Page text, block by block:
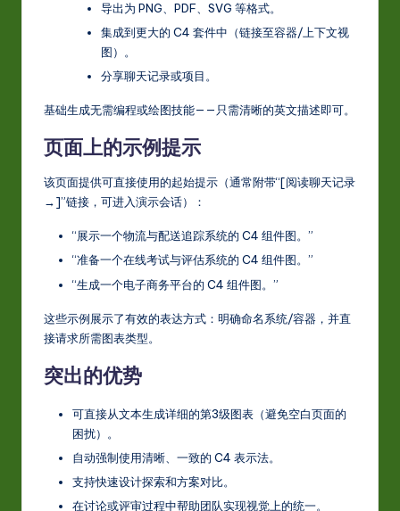
导出为 PNG、PDF、SVG 等格式。
集成到更大的 C4 套件中（链接至容器/上下文视
图）。
分享聊天记录或项目。
基础生成无需编程或绘图技能——只需清晰的英文描述即可。
页面上的示例提示
该页面提供可直接使用的起始提示（通常附带“[阅读聊天记录
→]”链接，可进入演示会话）：
“展示一个物流与配送追踪系统的 C4 组件图。”
“准备一个在线考试与评估系统的 C4 组件图。”
“生成一个电子商务平台的 C4 组件图。”
这些示例展示了有效的表达方式：明确命名系统/容器，并直
接请求所需图表类型。
突出的优势
可直接从文本生成详细的第3级图表（避免空白页面的
困扰）。
自动强制使用清晰、一致的 C4 表示法。
支持快速设计探索和方案对比。
在讨论或评审过程中帮助团队实现视觉上的统一。